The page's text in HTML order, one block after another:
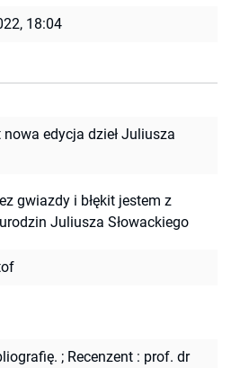
18:04
edycja dzieł Juliusza
gwiazdy i błękit jestem z
Juliusza Słowackiego
; Recenzent : prof. dr